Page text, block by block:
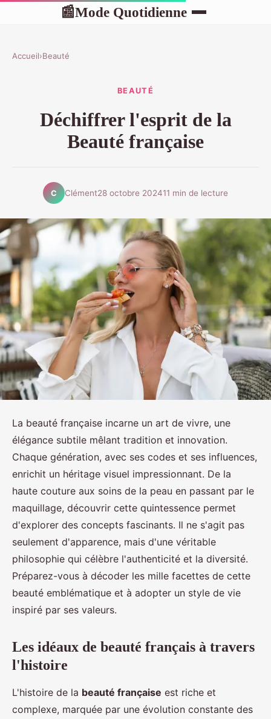
📰Mode Quotidienne
Accueil›Beauté
BEAUTÉ
Déchiffrer l'esprit de la
Beauté française
C Clément28 octobre 202411 min de lecture
La beauté française incarne un art de vivre, une
élégance subtile mêlant tradition et innovation.
Chaque génération, avec ses codes et ses influences,
enrichit un héritage visuel impressionnant. De la
haute couture aux soins de la peau en passant par le
maquillage, découvrir cette quintessence permet
d'explorer des concepts fascinants. Il ne s'agit pas
seulement d'apparence, mais d'une véritable
philosophie qui célèbre l'authenticité et la diversité.
Préparez-vous à décoder les mille facettes de cette
beauté emblématique et à adopter un style de vie
inspiré par ses valeurs.
Les idéaux de beauté français à travers
l'histoire
L'histoire de la beauté française est riche et
complexe, marquée par une évolution constante des